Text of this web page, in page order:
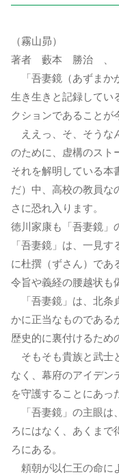
（霧山昴）
著者 藪本 勝治 、
「吾妻鏡（あずまか
生き生きと記録してい
クションであることが
ええっ、そ、そうな
のために、虚構のスト
それを解明している本
だ）中、高校の教員な
さに恐れ入ります。
徳川家康も「吾妻鏡」
「吾妻鏡」は、一見
に杜撰（ずさん）であ
令旨や義経の腰越状も
「吾妻鏡」は、北条
かに正当なものである
歴史的に裏付けるため
そもそも貴族と武士
なく、幕府のアイデン
を守護することにあっ
「吾妻鏡」の主眼は
ろにはなく、あくまで
ろにある。
頼朝が以仁王の命に